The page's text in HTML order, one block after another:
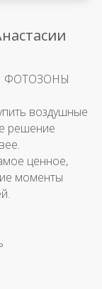
ФОТОЗОНЫ
воздушные
решение
ценное,
моменты